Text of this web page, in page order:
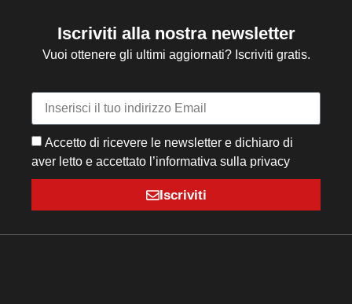
Iscriviti alla nostra newsletter
Vuoi ottenere gli ultimi aggiornati? Iscriviti gratis.
Accetto di ricevere le newsletter e dichiaro di
aver letto e accettato l’informativa sulla privacy
Iscriviti